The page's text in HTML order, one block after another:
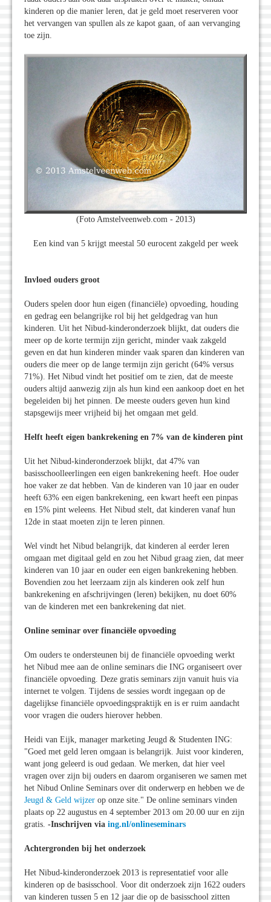
kinderen op die manier leren, dat je geld moet reserveren voor
het vervangen van spullen als ze kapot gaan, of aan vervanging
toe zijn.
(Foto Amstelveenweb.com - 2013)
Een kind van 5 krijgt meestal 50 eurocent zakgeld per week
Invloed ouders groot
Ouders spelen door hun eigen (financiële) opvoeding, houding
en gedrag een belangrijke rol bij het geldgedrag van hun
kinderen. Uit het Nibud-kinderonderzoek blijkt, dat ouders die
meer op de korte termijn zijn gericht, minder vaak zakgeld
geven en dat hun kinderen minder vaak sparen dan kinderen van
ouders die meer op de lange termijn zijn gericht (64% versus
71%). Het Nibud vindt het positief om te zien, dat de meeste
ouders altijd aanwezig zijn als hun kind een aankoop doet en het
begeleiden bij het pinnen. De meeste ouders geven hun kind
stapsgewijs meer vrijheid bij het omgaan met geld.
Helft heeft eigen bankrekening en 7% van de kinderen pint
Uit het Nibud-kinderonderzoek blijkt, dat 47% van
basisschoolleerlingen een eigen bankrekening heeft. Hoe ouder
hoe vaker ze dat hebben. Van de kinderen van 10 jaar en ouder
heeft 63% een eigen bankrekening, een kwart heeft een pinpas
en 15% pint weleens. Het Nibud stelt, dat kinderen vanaf hun
12de in staat moeten zijn te leren pinnen.
Wel vindt het Nibud belangrijk, dat kinderen al eerder leren
omgaan met digitaal geld en zou het Nibud graag zien, dat meer
kinderen van 10 jaar en ouder een eigen bankrekening hebben.
Bovendien zou het leerzaam zijn als kinderen ook zelf hun
bankrekening en afschrijvingen (leren) bekijken, nu doet 60%
van de kinderen met een bankrekening dat niet.
Online seminar over financiële opvoeding
Om ouders te ondersteunen bij de financiële opvoeding werkt
het Nibud mee aan de online seminars die ING organiseert over
financiële opvoeding. Deze gratis seminars zijn vanuit huis via
internet te volgen. Tijdens de sessies wordt ingegaan op de
dagelijkse financiële opvoedingspraktijk en is er ruim aandacht
voor vragen die ouders hierover hebben.
Heidi van Eijk, manager marketing Jeugd & Studenten ING:
"Goed met geld leren omgaan is belangrijk. Juist voor kinderen,
want jong geleerd is oud gedaan. We merken, dat hier veel
vragen over zijn bij ouders en daarom organiseren we samen met
het Nibud Online Seminars over dit onderwerp en hebben we de
Jeugd & Geld wijzer op onze site." De online seminars vinden
plaats op 22 augustus en 4 september 2013 om 20.00 uur en zijn
gratis. -Inschrijven via ing.nl/onlineseminars
Achtergronden bij het onderzoek
Het Nibud-kinderonderzoek 2013 is representatief voor alle
kinderen op de basisschool. Voor dit onderzoek zijn 1622 ouders
van kinderen tussen 5 en 12 jaar die op de basisschool zitten